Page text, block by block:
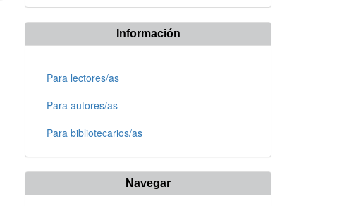
Información
Para lectores/as
Para autores/as
Para bibliotecarios/as
Navegar